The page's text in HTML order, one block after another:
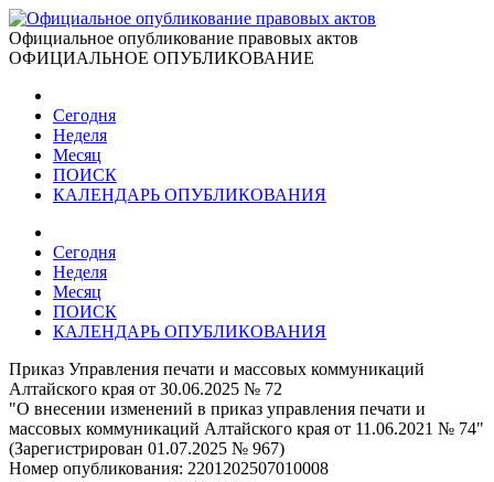
Официальное опубликование правовых актов
ОФИЦИАЛЬНОЕ ОПУБЛИКОВАНИЕ
Сегодня
Неделя
Месяц
ПОИСК
КАЛЕНДАРЬ ОПУБЛИКОВАНИЯ
Сегодня
Неделя
Месяц
ПОИСК
КАЛЕНДАРЬ ОПУБЛИКОВАНИЯ
Приказ Управления печати и массовых коммуникаций
Алтайского края от 30.06.2025 № 72
"О внесении изменений в приказ управления печати и
массовых коммуникаций Алтайского края от 11.06.2021 № 74"
(Зарегистрирован 01.07.2025 № 967)
Номер опубликования: 2201202507010008